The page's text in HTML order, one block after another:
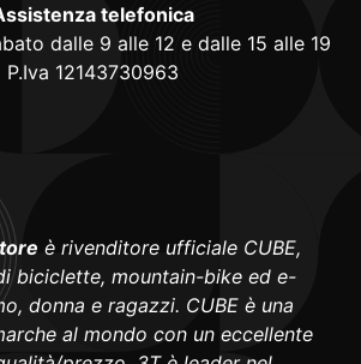
telefonica
dalle 9 alle 12 e dalle 15 alle 19
P.Iva 12143730963
è rivenditore ufficiale CUBE,
biciclette, mountain-bike ed e-
donna e ragazzi. CUBE è una
al mondo con un eccellente